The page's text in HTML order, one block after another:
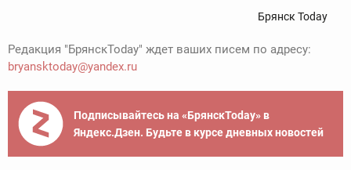
Брянск Today
Редакция "БрянскToday" ждет ваших писем по адресу:
bryansktoday@yandex.ru
Подписывайтесь на «БрянскToday» в
Яндекс.Дзен. Будьте в курсе дневных новостей